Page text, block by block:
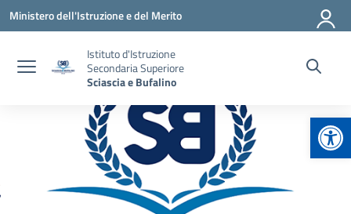
Vai ai contenuti
Vai al menu di navigazione
Vai al footer
Ministero dell'Istruzione e del Merito
Istituto d'Istruzione
Secondaria Superiore
Sciascia e Bufalino